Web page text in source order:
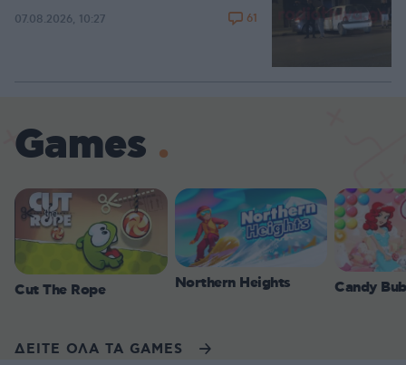
07.08.2026, 10:27 61
Games
Cut The Rope Northern Heights Candy
ΔΕΙΤΕ ΟΛΑ ΤΑ GAMES